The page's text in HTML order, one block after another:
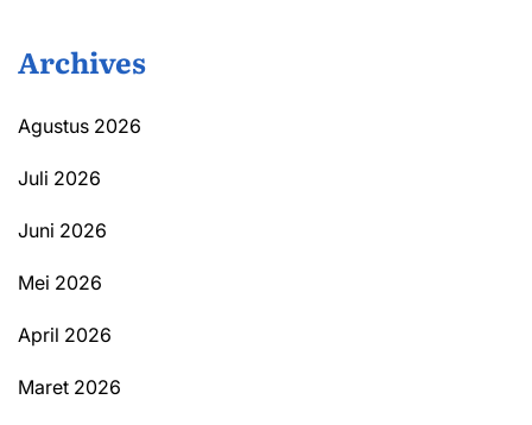
Archives
Agustus 2026
Juli 2026
Juni 2026
Mei 2026
April 2026
Maret 2026